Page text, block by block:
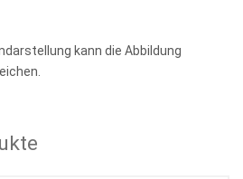
kann die Abbildung